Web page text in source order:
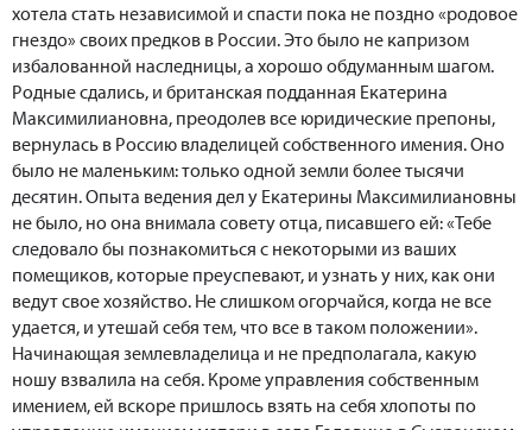
хотела стать независимой и спасти пока не поздно «родовое
гнездо» своих предков в России. Это было не капризом
избалованной наследницы, а хорошо обдуманным шагом.
Родные сдались, и британская подданная Екатерина
Максимилиановна, преодолев все юридические препоны,
вернулась в Россию владелицей собственного имения. Оно
было не маленьким: только одной земли более тысячи
десятин. Опыта ведения дел у Екатерины Максимилиановны
не было, но она внимала совету отца, писавшего ей: «Тебе
следовало бы познакомиться с некоторыми из ваших
помещиков, которые преуспевают, и узнать у них, как они
ведут свое хозяйство. Не слишком огорчайся, когда не все
удается, и утешай себя тем, что все в таком положении».
Начинающая землевладелица и не предполагала, какую
ношу взвалила на себя. Кроме управления собственным
имением, ей вскоре пришлось взять на себя хлопоты по